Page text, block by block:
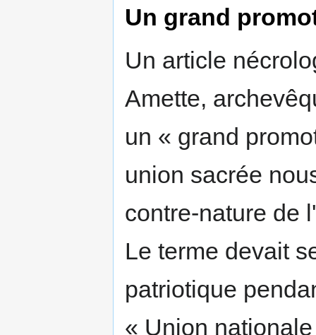
Un grand
Un article
Amette,
un « grand
union sacrée
contre-nature de
Le terme devait
patriotique
« Union